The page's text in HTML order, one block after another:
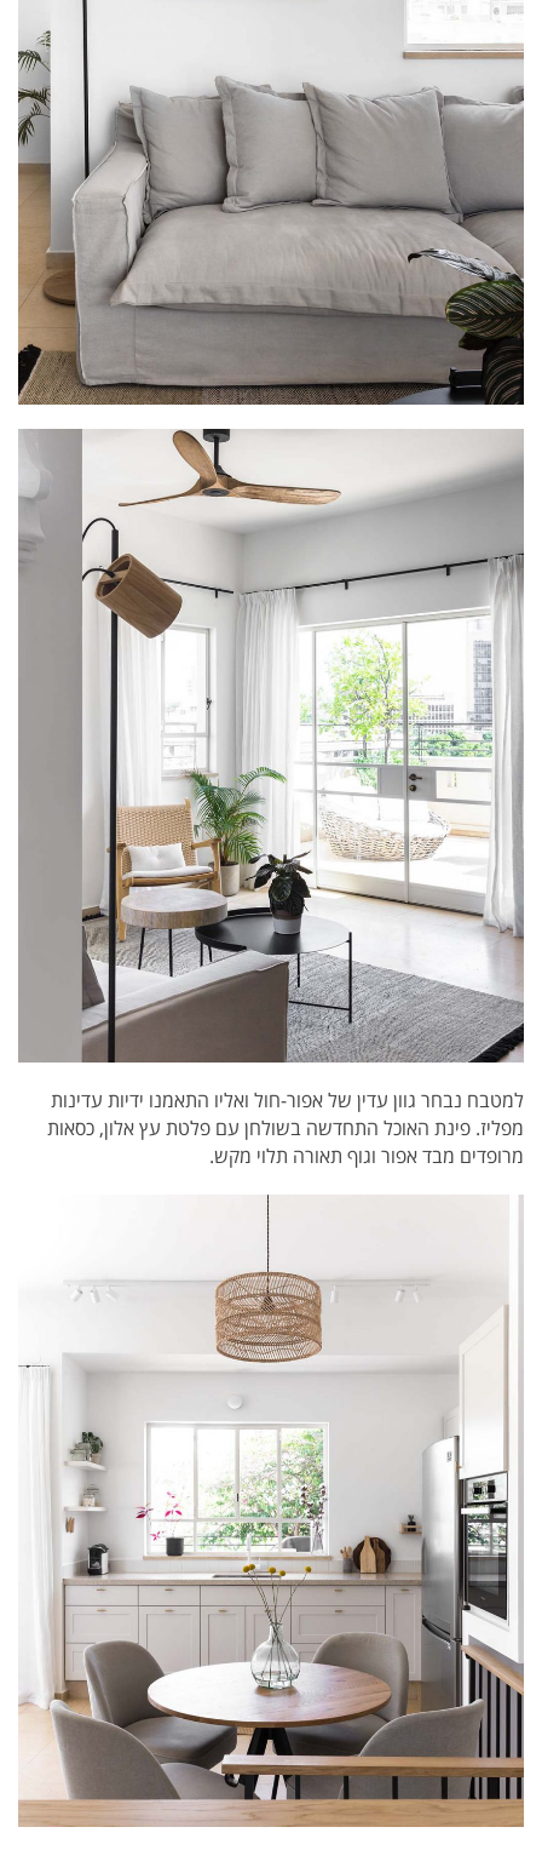
למטבח נבחר גוון עדין של אפור-חול ואליו התאמנו ידיות עדינות
מפליז. פינת האוכל התחדשה בשולחן עם פלטת עץ אלון, כסאות
מרופדים מבד אפור וגוף תאורה תלוי מקש.